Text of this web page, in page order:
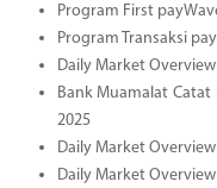
Program First
Program Transaksi
Daily Market
Bank Muamalat Catat
2025
Daily Market
Daily Market